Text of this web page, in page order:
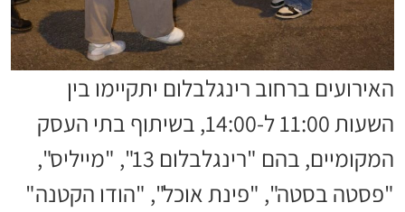
האירועים ברחוב רינגלבלום יתקיימו בין
השעות 11:00 ל-14:00, בשיתוף בתי העסק
המקומיים, בהם "רינגלבלום 13", "מייליס",
"פסטה בסטה", "פינת אוכל", "הודו הקטנה"